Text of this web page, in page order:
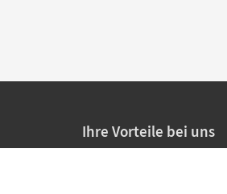
Ihre Vorteile bei uns